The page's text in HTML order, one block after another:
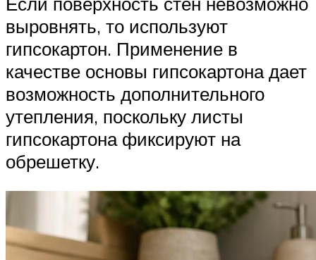
выровнять, то используют
гипсокартон. Применение в
качестве основы гипсокартона дает
возможность дополнительного
утепления, поскольку листы
гипсокартона фиксируют на
обрешетку.